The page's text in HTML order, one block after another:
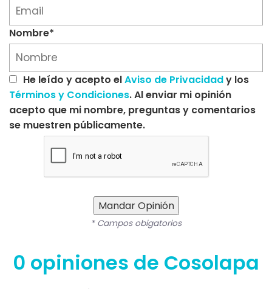
Nombre*
He leído y acepto elAviso de Privacidady los
Términos y Condiciones. Al enviar mi opinión
acepto que mi nombre, preguntas y comentarios
se muestren públicamente.
Mandar Opinión
* Campos obigatorios
0 opiniones de Cosolapa